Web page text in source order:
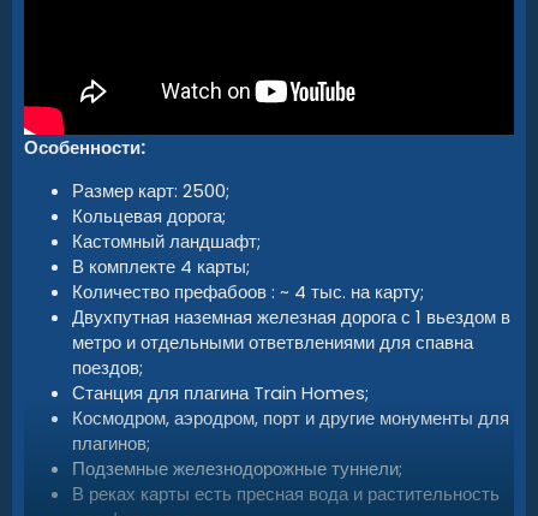
Особенности:
Размер карт: 2500;
Кольцевая дорога;
Кастомный ландшафт;
В комплекте 4 карты;
Количество префабоов : ~ 4 тыс. на карту;
Двухпутная наземная железная дорога с 1 вьездом в
метро и отдельными ответвлениями для спавна
поездов;
Станция для плагина Train Homes;
Космодром, аэродром, порт и другие монументы для
плагинов;
Подземные железнодорожные туннели;
В реках карты есть пресная вода и растительность